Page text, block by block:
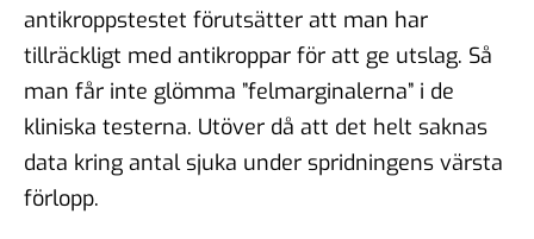
antikroppstestet förutsätter att man har
tillräckligt med antikroppar för att ge utslag. Så
man får inte glömma ”felmarginalerna” i de
kliniska testerna. Utöver då att det helt saknas
data kring antal sjuka under spridningens värsta
förlopp.